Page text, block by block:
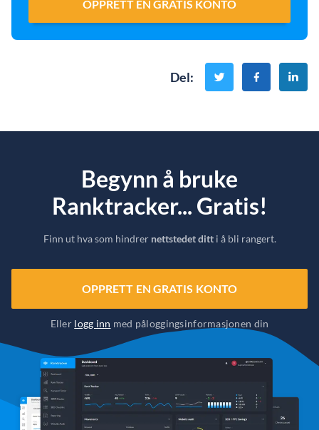
OPPRETT EN GRATIS KONTO
Del:
Begynn å bruke
Ranktracker... Gratis!
Finn ut hva som hindrer nettstedet ditti å bli rangert.
OPPRETT EN GRATIS KONTO
Eller logg inn med påloggingsinformasjonen din